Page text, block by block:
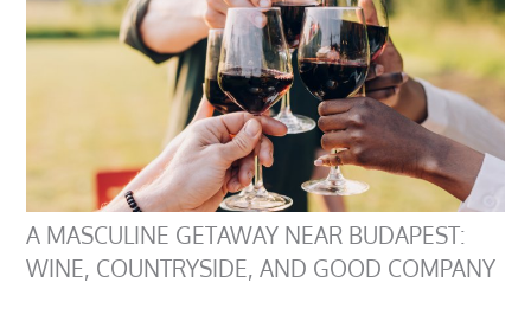
A MASCULINE GETAWAY NEAR BUDAPEST:
WINE, COUNTRYSIDE, AND GOOD COMPANY